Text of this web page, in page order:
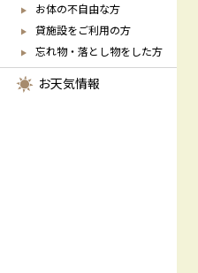
お体の不自由な方
貸施設をご利用の方
忘れ物・落とし物をした方
お天気情報